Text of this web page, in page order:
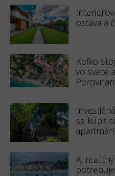
ostáva a
Koľko
vo svete
sa kúpiť
Aj